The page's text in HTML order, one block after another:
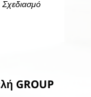
GROUP